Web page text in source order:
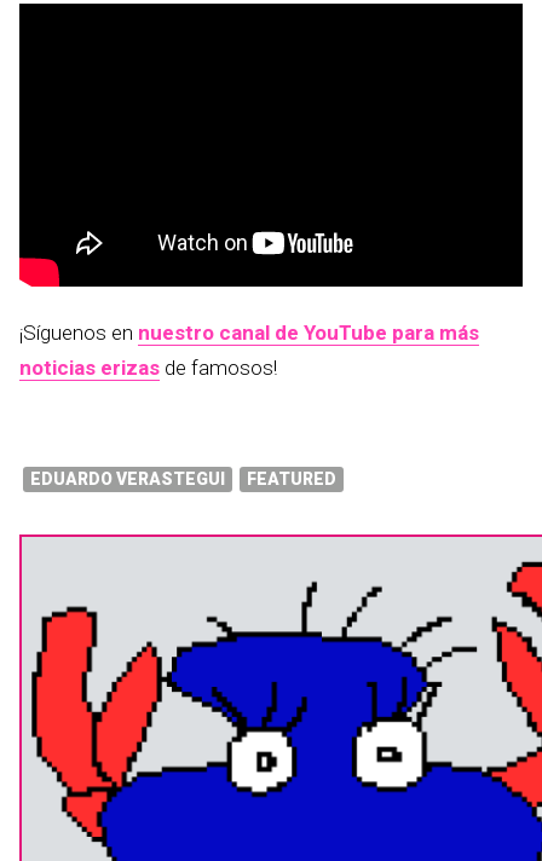
¡Síguenos en nuestro canal de YouTube para más
noticias erizas de famosos!
EDUARDO VERASTEGUI FEATURED